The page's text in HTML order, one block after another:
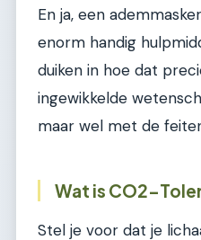
En ja, een
enorm handig
duiken in hoe dat
ingewikkelde
maar wel met de
Wat is CO2-
Stel je voor dat je